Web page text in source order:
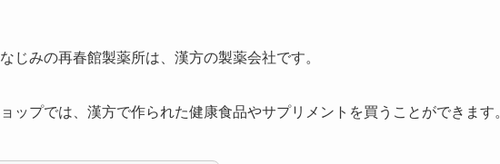
じみの再春館製薬所は、漢方の製薬会社です。
ップでは、漢方で作られた健康食品やサプリメントを買うことができます。